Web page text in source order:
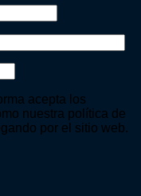
acepta los
nuestra política de
por el sitio web.